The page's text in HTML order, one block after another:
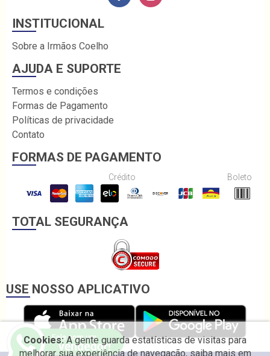
INSTITUCIONAL
Sobre a Irmãos Coelho
AJUDA E SUPORTE
Termos e condições
Formas de Pagamento
Políticas de privacidade
Contato
FORMAS DE PAGAMENTO
Crédito Boleto
TOTAL SEGURANÇA
USE NOSSO APLICATIVO
Cookies:A gente guarda estatísticas de visitas para
melhorar sua experiência de navegação, saiba mais em